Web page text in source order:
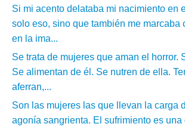
Si mi acento delataba mi nacimiento en
solo eso, sino que también me marcaba
en la ima...
Se trata de mujeres que aman el horror.
Se alimentan de él. Se nutren de ella.
aferran,...
Son las mujeres las que llevan la carga
agonía sangrienta. El sufrimiento es una